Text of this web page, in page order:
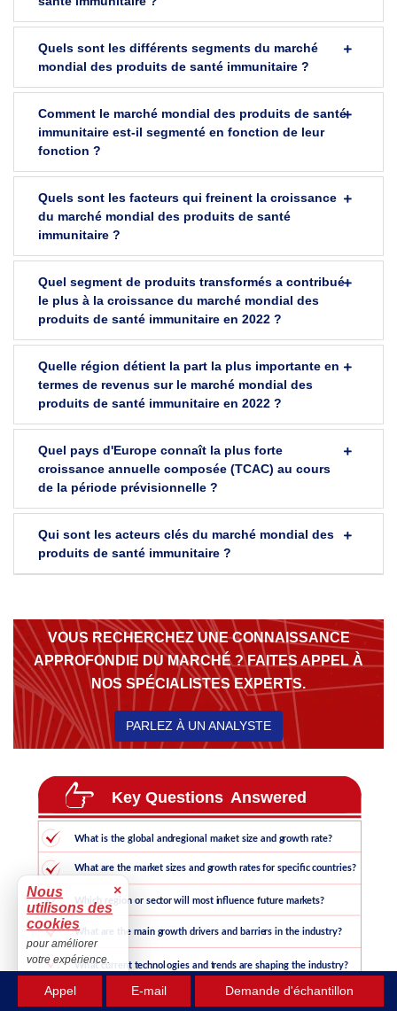
Quels sont les différents segments du marché
mondial des produits de santé immunitaire ?
Comment le marché mondial des produits de santé
immunitaire est-il segmenté en fonction de leur
fonction ?
Quels sont les facteurs qui freinent la croissance
du marché mondial des produits de santé
immunitaire ?
Quel segment de produits transformés a contribué
le plus à la croissance du marché mondial des
produits de santé immunitaire en 2022 ?
Quelle région détient la part la plus importante en
termes de revenus sur le marché mondial des
produits de santé immunitaire en 2022 ?
Quel pays d'Europe connaît la plus forte
croissance annuelle composée (TCAC) au cours
de la période prévisionnelle ?
Qui sont les acteurs clés du marché mondial des
produits de santé immunitaire ?
VOUS RECHERCHEZ UNE CONNAISSANCE
APPROFONDIE DU MARCHÉ ? FAITES APPEL À
NOS SPÉCIALISTES EXPERTS.
PARLEZ À UN ANALYSTE
Appel E-mail Demande d'échantillon
Nous
utilisons des
cookies
×
pour améliorer
votre expérience.